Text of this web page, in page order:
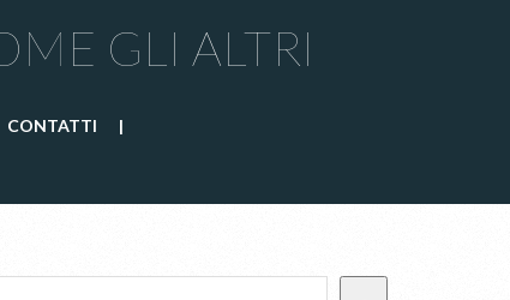
GLI ALTRI
CONTATTI
|